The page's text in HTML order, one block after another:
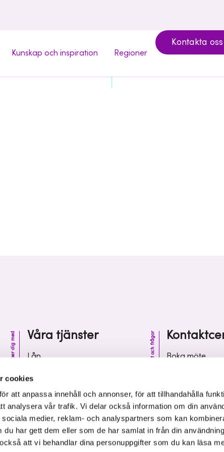
cookies
att anpassa innehåll och annonser, för att tillhandahålla
analysera vår trafik. Vi delar också information om din
medier, reklam- och analyspartners som kan
du har gett dem eller som de har samlat in från din
att vi behandlar dina personuppgifter som du kan läsa
Kunskap och inspiration Regioner
Kontakta oss
Våra tjänster
Vi hjälper dig med
Lån
Affärsutveckling
Kunskap och inspiration
Kontakt och frågor
Boka möte
Vanliga frågor